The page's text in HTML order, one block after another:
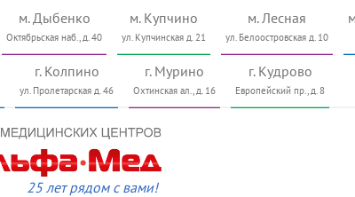
м. Дыбенко
Октябрьская наб., д. 40
м. Купчино
ул. Купчинская д. 21
м. Лесная
ул. Белоостровская д. 10
г. Колпино
ул. Пролетарская д. 46
г. Мурино
Охтинская ал., д. 16
г. Кудрово
Европейский пр., д. 8
25 лет рядом с вами!